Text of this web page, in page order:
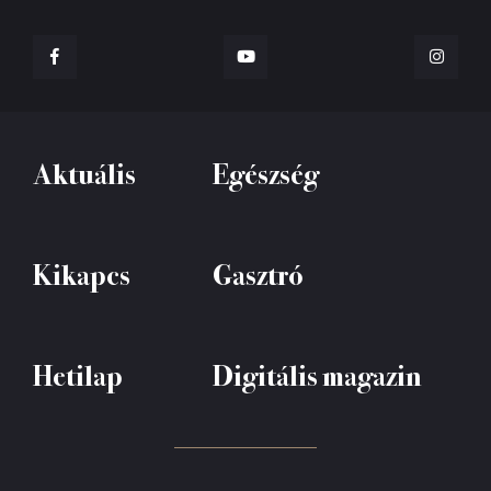
Aktuális Egészség
Kikapcs Gasztró
Hetilap Digitális magazin